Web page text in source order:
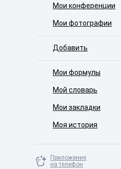
Мои конференции
Мои фотографии
Добавить
Мои формулы
Мой словарь
Мои закладки
Моя история
Приложение
на телефон